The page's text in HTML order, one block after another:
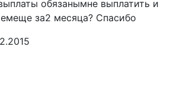
обязанымне выплатить и
за2 месяца? Спасибо